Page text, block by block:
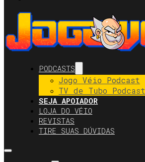
PODCASTS
Jogo Véio Podcast
TV de Tubo Podcast
SEJA APOIADOR
LOJA DO VÉIO
REVISTAS
TIRE SUAS DÚVIDAS